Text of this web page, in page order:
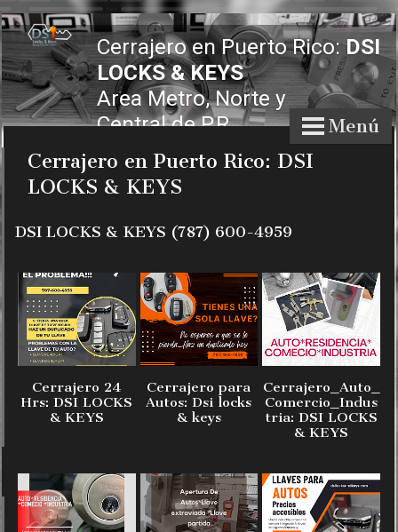
Cerrajero en Puerto Rico:DSI
LOCKS & KEYS
Area Metro, Norte y
Central de P.R. Menú
Cerrajero en Puerto Rico: DSI
LOCKS & KEYS
DSI LOCKS & KEYS (787) 600-4959
Cerrajero 24
Hrs: DSI LOCKS
& KEYS
Cerrajero para
Autos: Dsi locks
& keys
Cerrajero_Auto_
Comercio_Indus
tria: DSI LOCKS
& KEYS